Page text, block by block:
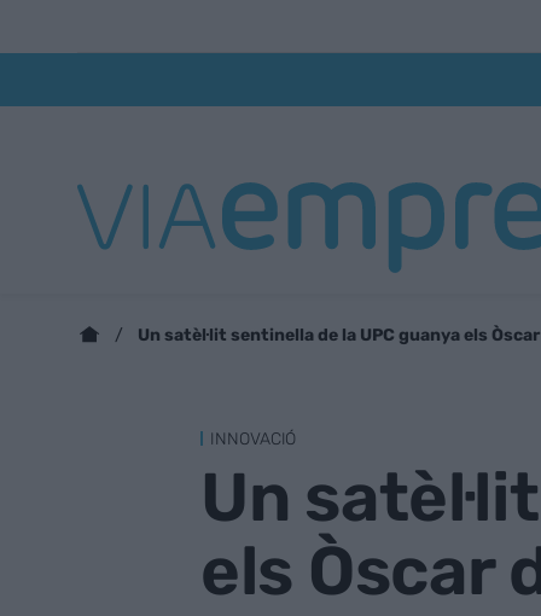
Un satèl·lit sentinella de la UPC guanya els
INNOVACIÓ
Un
els Òscar